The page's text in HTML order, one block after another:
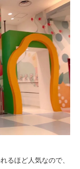
るほど人気なので、